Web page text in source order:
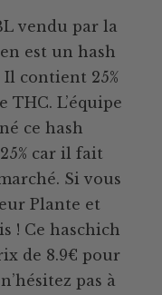
vendu par la
est un hash
contient 25%
THC. L’équipe
ce hash
car il fait
Si vous
Plante et
! Ce haschich
de 8.9€ pour
pas à